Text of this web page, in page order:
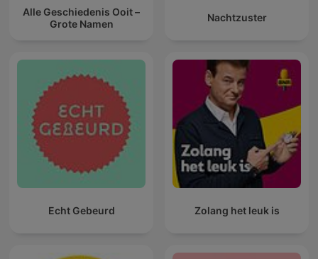
Alle Geschiedenis Ooit –
Grote Namen
Nachtzuster
Echt Gebeurd Zolang het leuk is